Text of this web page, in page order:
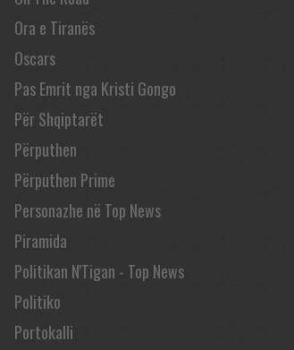
Ora e Tiranës
Oscars
Pas Emrit nga Kristi Gongo
Për Shqiptarët
Përputhen
Përputhen Prime
Personazhe në Top News
Piramida
Politikan N'Tigan - Top News
Politiko
Portokalli